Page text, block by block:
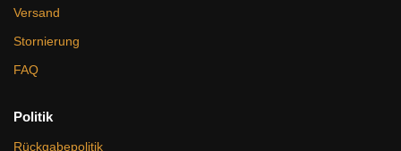
Versand
Stornierung
FAQ
Politik
Rückgabepolitik